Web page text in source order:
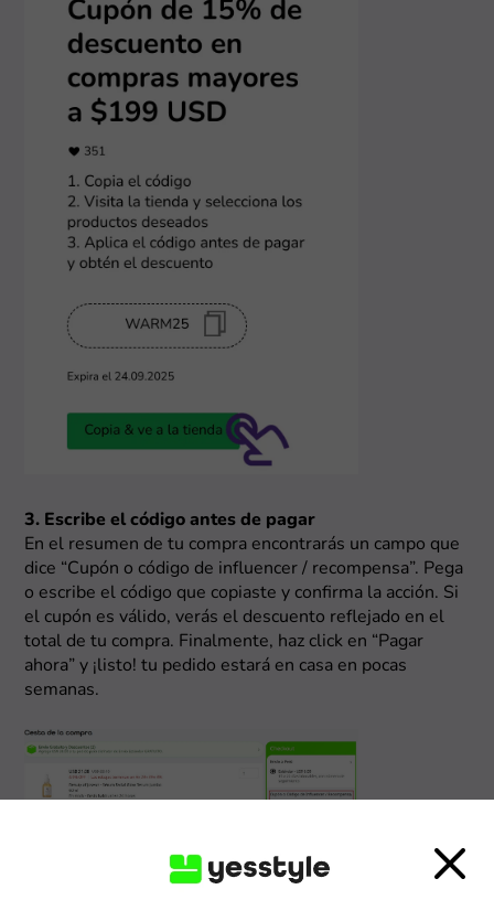
3. Escribe el código antes de pagar
En el resumen de tu compra encontrarás un campo que
dice “Cupón o código de influencer / recompensa”. Pega
o escribe el código que copiaste y confirma la acción. Si
el cupón es válido, verás el descuento reflejado en el
total de tu compra. Finalmente, haz click en “Pagar
ahora” y ¡listo! tu pedido estará en casa en pocas
semanas.